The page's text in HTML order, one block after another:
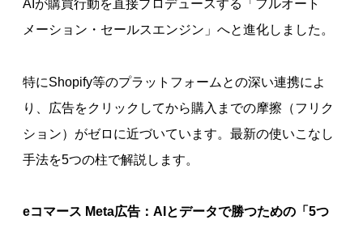
AIが購買行動を直接プロデュースする「フルオート
メーション・セールスエンジン」へと進化しました。
特にShopify等のプラットフォームとの深い連携によ
り、広告をクリックしてから購入までの摩擦（フリク
ション）がゼロに近づいています。最新の使いこなし
手法を5つの柱で解説します。
eコマース Meta広告：AIとデータで勝つための「5つ